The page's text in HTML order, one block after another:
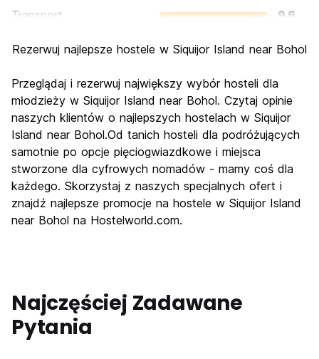
Transport
9.6
Imprezy
Najlepsza wartość
9.6
Rezerwuj najlepsze hostele w Siquijor Island near Bohol
Przeglądaj i rezerwuj największy wybór hosteli dla
młodzieży w Siquijor Island near Bohol. Czytaj opinie
naszych klientów o najlepszych hostelach w Siquijor
Island near Bohol.Od tanich hosteli dla podróżujących
samotnie po opcje pięciogwiazdkowe i miejsca
stworzone dla cyfrowych nomadów - mamy coś dla
każdego. Skorzystaj z naszych specjalnych ofert i
znajdź najlepsze promocje na hostele w Siquijor Island
near Bohol na Hostelworld.com.
Najczęściej Zadawane
Pytania